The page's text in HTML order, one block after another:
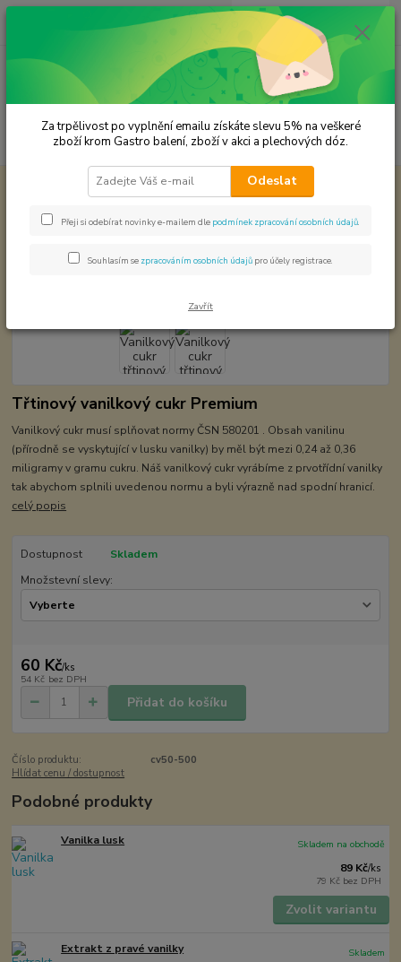
Menu
Hledat
ks
za 0,00 Kč
Cukr a sůl Vanilkový cukr třtinový z pravé vanilky
Vanilkový cukr třtinový z pravé
vanilky
Třtinový vanilkový cukr Premium
Vanilkový cukr musí splňovat normy ČSN 580201 . Obsah vanilinu
(přírodně se vyskytující v lusku vanilky) by měl být mezi 0,24 až 0,36
miligramy v gramu cukru. Náš vanilkový cukr vyrábíme z prvotřídní vanilky
tak abychom splnili uvedenou normu a byli výrazně nad spodní hranicí.
celý popis
Dostupnost
Skladem
Množstevní slevy:
60 Kč/ks
54 Kč bez DPH
Přidat do košíku
Číslo produktu:
cv50-500
Hlídat cenu / dostupnost
Podobné produkty
Vanilka lusk
89 Kč/ks
79 Kč bez DPH
Skladem na obchodě
Zvolit variantu
Extrakt z pravé vanilky
Skladem
Za trpělivost po vyplnění emailu získáte slevu 5% na veškeré
zboží krom Gastro balení, zboží v akci a plechových dóz.
Odeslat
Přeji si odebírat novinky e-mailem dle podmínek zpracování osobních údajů
Souhlasím se zpracováním osobních údajů pro účely registrace.
Zavřít